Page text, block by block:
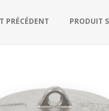
PRÉCÉDENT PRODUIT